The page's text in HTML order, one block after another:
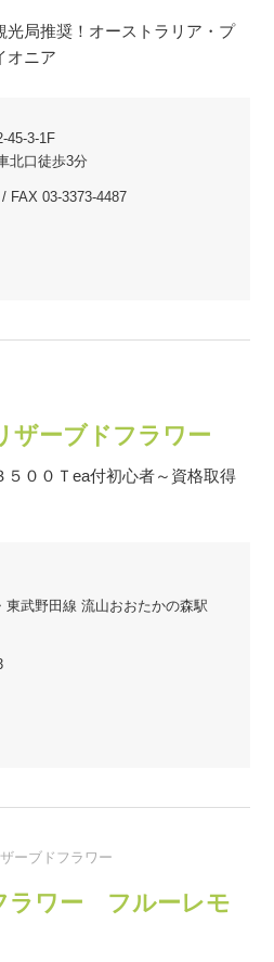
光局推奨！オーストラリア・プ
オニア
45-3-1F
北口徒歩3分
FAX 03-3373-4487
ザーブドフラワー
５００Ｔea付初心者～資格取得
東武野田線 流山おおたかの森駅
ーブドフラワー
ラワー フルーレモ